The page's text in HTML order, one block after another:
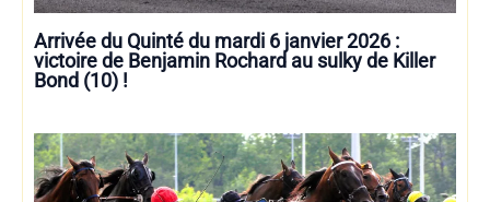
Arrivée du Quinté du mardi 6 janvier 2026 :
victoire de Benjamin Rochard au sulky de Killer
Bond (10) !